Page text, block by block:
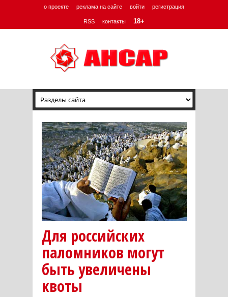
о проекте реклама на сайте войти регистрация
RSS контакты 18+
Для российских
паломников могут
быть увеличены
квоты